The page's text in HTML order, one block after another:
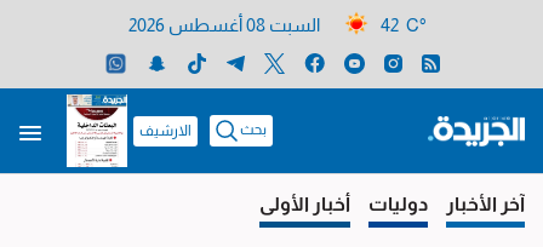
42 C° السبت 08 أغسطس 2026
بحث الارشيف
آخر الأخبار دوليات أخبار الأولى